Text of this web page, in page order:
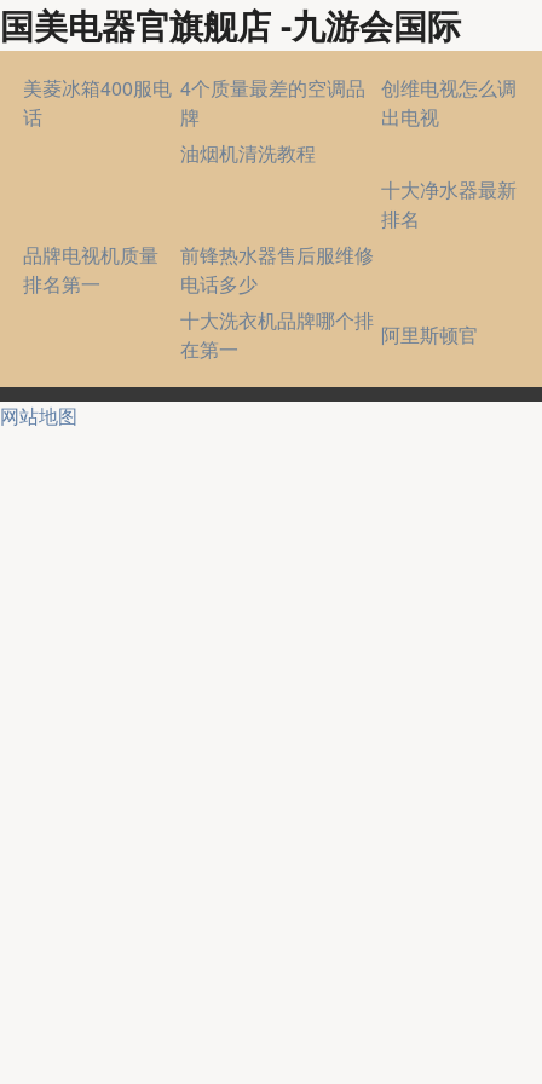
国美电器官旗舰店 -九游会国际
美菱冰箱400服电
话
4个质量最差的空调品
牌
创维电视怎么调
出电视
油烟机清洗教程
十大净水器最新
排名
品牌电视机质量
排名第一
前锋热水器售后服维修
电话多少
十大洗衣机品牌哪个排
在第一
阿里斯顿官
网站地图